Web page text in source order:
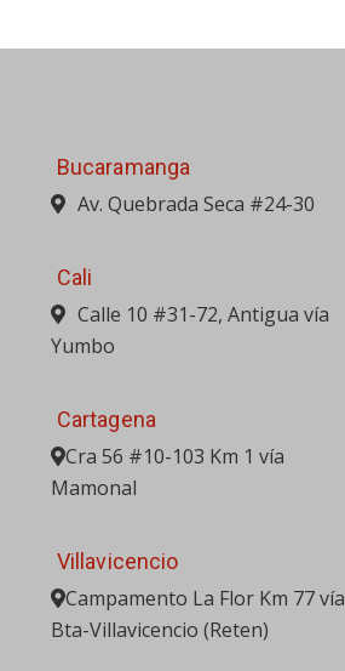
Bucaramanga
Av. Quebrada Seca #24-30
Cali
Calle 10 #31-72, Antigua vía
Yumbo
Cartagena
Cra 56 #10-103 Km 1 vía
Mamonal
Villavicencio
Campamento La Flor Km 77 vía
Bta-Villavicencio (Reten)